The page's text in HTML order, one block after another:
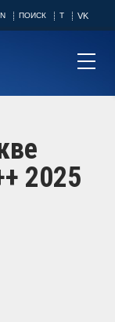
ПОИСК T VK
2025